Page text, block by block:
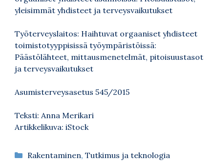
yleisimmät yhdisteet ja terveysvaikutukset
Työterveyslaitos: Haihtuvat orgaaniset yhdisteet
toimistotyyppisissä työympäristöissä:
Päästölähteet, mittausmenetelmät, pitoisuustasot
ja terveysvaikutukset
Asumisterveysasetus 545/2015
Teksti: Anna Merikari
Artikkelikuva: iStock
Kategoriat
Rakentaminen, Tutkimus ja teknologia